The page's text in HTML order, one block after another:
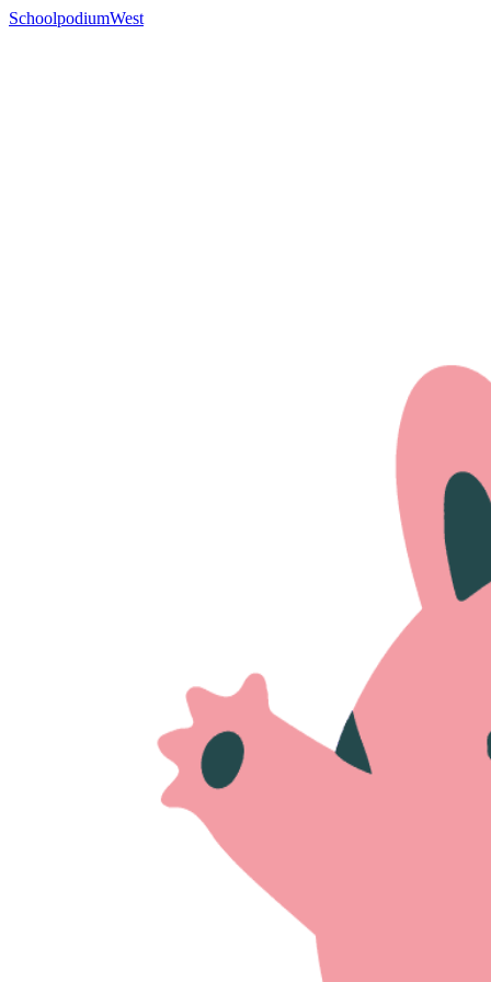
SchoolpodiumWest